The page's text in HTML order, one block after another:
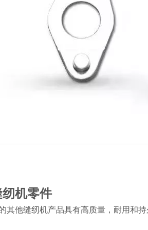
机零件
其他缝纫机产品具有高质量，耐用和